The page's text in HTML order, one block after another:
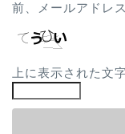
前、メールアドレ
上に表示された文